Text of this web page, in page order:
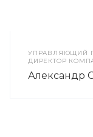
УПРАВЛЯЮЩИЙ
ДИРЕКТОР
Александр